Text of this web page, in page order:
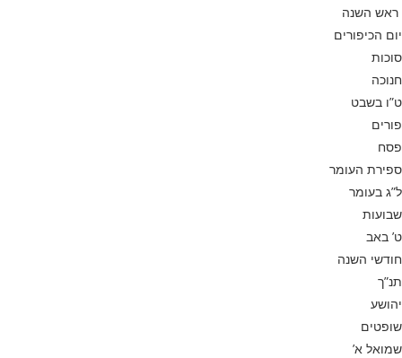
ראש השנה
יום הכיפורים
סוכות
חנוכה
ט”ו בשבט
פורים
פסח
ספירת העומר
ל”ג בעומר
שבועות
ט’ באב
חודשי השנה
תנ”ך
יהושע
שופטים
שמואל א’